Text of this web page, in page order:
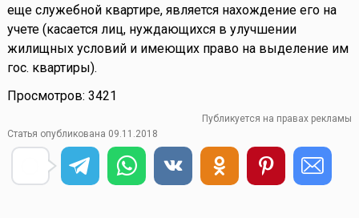
еще служебной квартире, является нахождение его на
учете (касается лиц, нуждающихся в улучшении
жилищных условий и имеющих право на выделение им
гос. квартиры).
Просмотров: 3421
Публикуется на правах рекламы
Статья опубликована 09.11.2018